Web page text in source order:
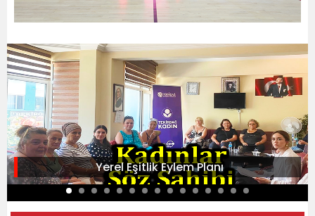
Yerel Eşitlik Eylem Planı